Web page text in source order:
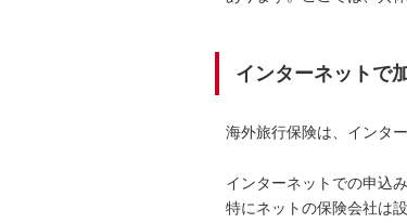
インターネットで
海外旅行保険は、インタ
インターネットでの申込
特にネットの保険会社は